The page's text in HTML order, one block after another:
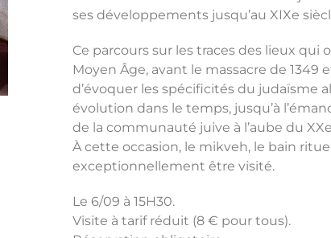
ses développements jusqu’au XIXe
Ce parcours sur les traces des lieux qui
Moyen Âge, avant le massacre de 1349
d’évoquer les spécificités du judaïsme
évolution dans le temps, jusqu’à
de la communauté juive à l’aube du
À cette occasion, le mikveh, le bain
exceptionnellement être visité.
Le 6/09 à 15H30.
Visite à tarif réduit (8 € pour tous).